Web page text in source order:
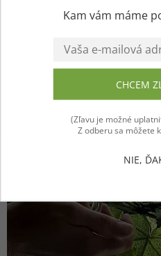
Kam vám máme
CHCEM
(Zľavu je možné
Z odberu sa môžete
NIE,